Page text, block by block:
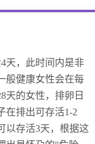
天，此时间内是非
般健康女性会在每
天的女性，排卵日
在排出可存活1-2
以存活3天，根据这